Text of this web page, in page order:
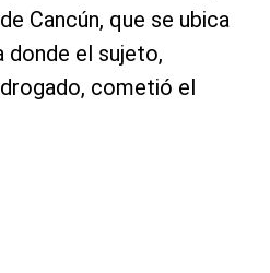
Cancún, que se ubica
donde el sujeto,
cometió el